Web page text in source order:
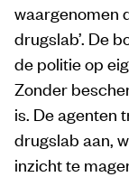
waargenomen
drugslab’. De
de politie op
Zonder
is. De agenten
drugslab aan,
inzicht te